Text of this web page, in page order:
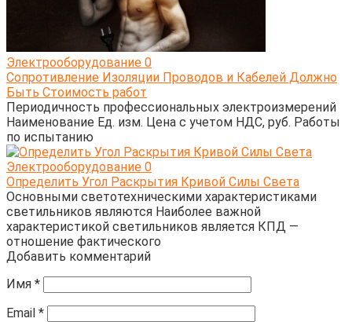
Электрооборудование 0
Сопротивление Изоляции Проводов и Кабелей Должно
Быть Стоимость работ
Периодичность профессиональных электроизмерений
Наименование Ед. изм. Цена с учетом НДС, руб. Работы
по испытанию
Электрооборудование 0
Определить Угол Раскрытия Кривой Силы Света
Основными светотехническими характеристиками
светильников являются Наиболее важной
характеристикой светильников является КПД —
отношение фактического
Добавить комментарий
Имя *
Email *